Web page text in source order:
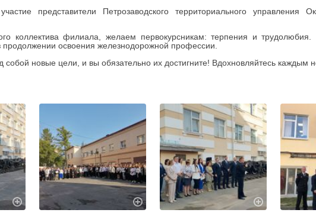
представители Петрозаводского территориального
коллектива филиала, желаем первокурсникам: тepпeния и
продолжении освоения железнодорожной профессии.
собой новые цели, и вы обязательно их достигните! Вдохновляйтесь каждым